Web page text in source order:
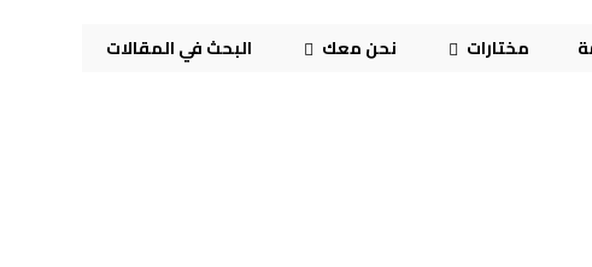
مختارات نحن معك البحث في المقالات